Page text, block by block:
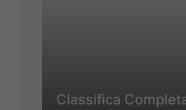
Classifica